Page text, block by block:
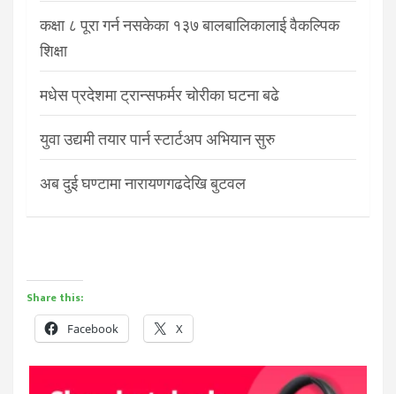
कक्षा ८ पूरा गर्न नसकेका १३७ बालबालिकालाई वैकल्पिक
शिक्षा
मधेस प्रदेशमा ट्रान्सफर्मर चोरीका घटना बढे
युवा उद्यमी तयार पार्न स्टार्टअप अभियान सुरु
अब दुई घण्टामा नारायणगढदेखि बुटवल
Share this:
Facebook X